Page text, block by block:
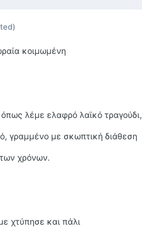
κοιμωμένη
λέμε ελαφρό λαϊκό τραγούδι,
με σκωπτική διάθεση
χρόνων.
χτύπησε και πάλι